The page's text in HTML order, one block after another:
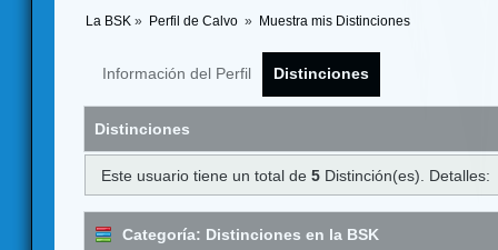
La BSK » Perfil de Calvo » Muestra mis Distinciones
Información del Perfil Distinciones
Distinciones
Este usuario tiene un total de5 Distinción(es). Detalles:
Categoría: Distinciones en la BSK